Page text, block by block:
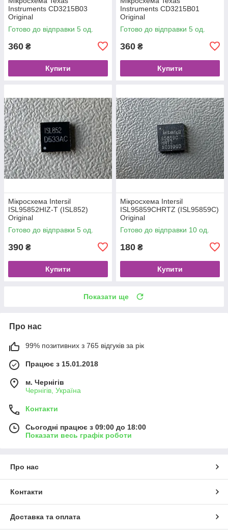
Instruments CD3215B03
Original
Готово до відправки 5 од.
360 ₴
Купити
Instruments CD3215B01
Original
Готово до відправки 5 од.
360 ₴
Купити
Мікросхема Intersil
ISL95852HIZ-T (ISL852)
Original
Готово до відправки 5 од.
390 ₴
Купити
Мікросхема Intersil
ISL95859CHRTZ (ISL95859C)
Original
Готово до відправки 10 од.
180 ₴
Купити
Показати ще
Про нас
99% позитивних з 765 відгуків за рік
Працює з 15.01.2018
м. Чернігів
Чернігів, Україна
Контакти
Сьогодні працює з 09:00 до 18:00
Показати весь графік роботи
Про нас
Контакти
Доставка та оплата